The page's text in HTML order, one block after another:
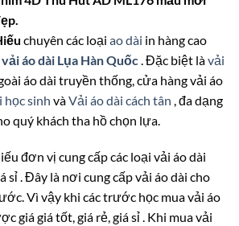
chuyên các loại ao dài in hàng cao
vải áo dài Lụa Hàn Quốc . Đặc biệt làvải
áo dài truyền thống, cửa hàng vải áo
học sinh vàVải áo dài cách tân , đa dạng
quý khách tha hồ chọn lựa.
đơn vị cung cấp các loại vải áo dài
sỉ . Đây là nơi cung cấp vải áo dài cho
Vì vậy khi các trước học mua vải áo
giá giá tốt, giá rẻ, giá sỉ . Khi mua vải